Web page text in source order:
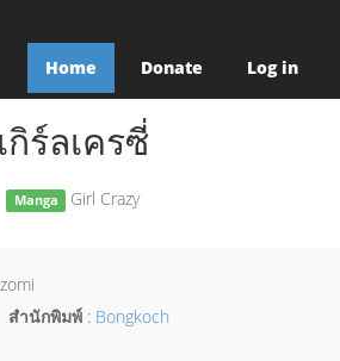
Home Donate Log in
เกิร์ลเครซี่
Manga Girl Crazy
สำนักพิมพ์ : Bongkoch